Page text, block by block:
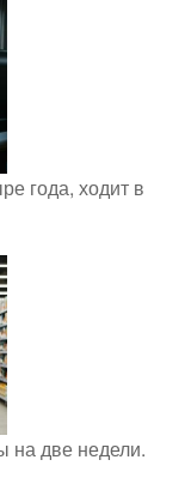
года, ходит в
на две недели.